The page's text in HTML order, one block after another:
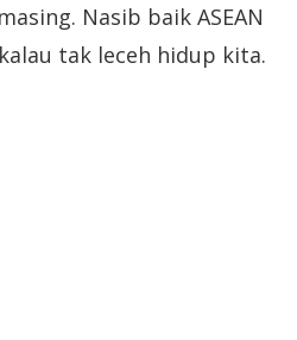
Nasib baik ASEAN
tak leceh hidup kita.